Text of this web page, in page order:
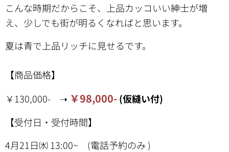
こんな時期だからこそ、上品カッコいい紳士が増
え、少しでも街が明るくなればと思います。
夏は青で上品リッチに見せるです。
【商品価格】
￥130,000- ➝ ￥98,000-(仮縫い付)
【受付日・受付時間】
4月21日㈬ 13:00~ (電話予約のみ )